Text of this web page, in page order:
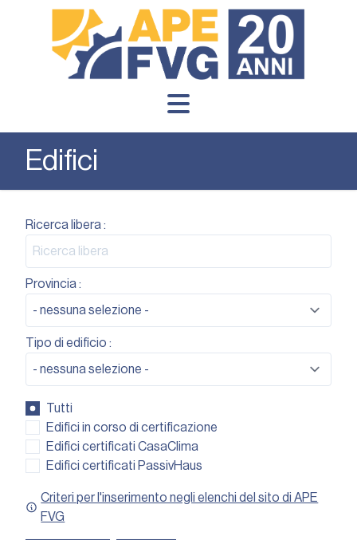
Edifici
Ricerca libera :
Provincia :
Tipo di edificio :
Tutti
Edifici in corso di certificazione
Edifici certificati CasaClima
Edifici certificati PassivHaus
Criteri per l'inserimento negli elenchi del sito di APE
FVG